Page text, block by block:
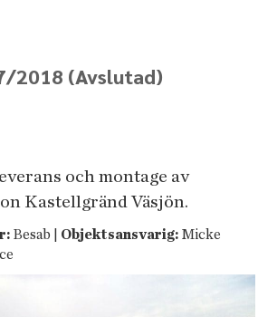
2018 (Avslutad)
och montage av
Kastellgränd Väsjön.
Besab | Objektsansvarig: Micke